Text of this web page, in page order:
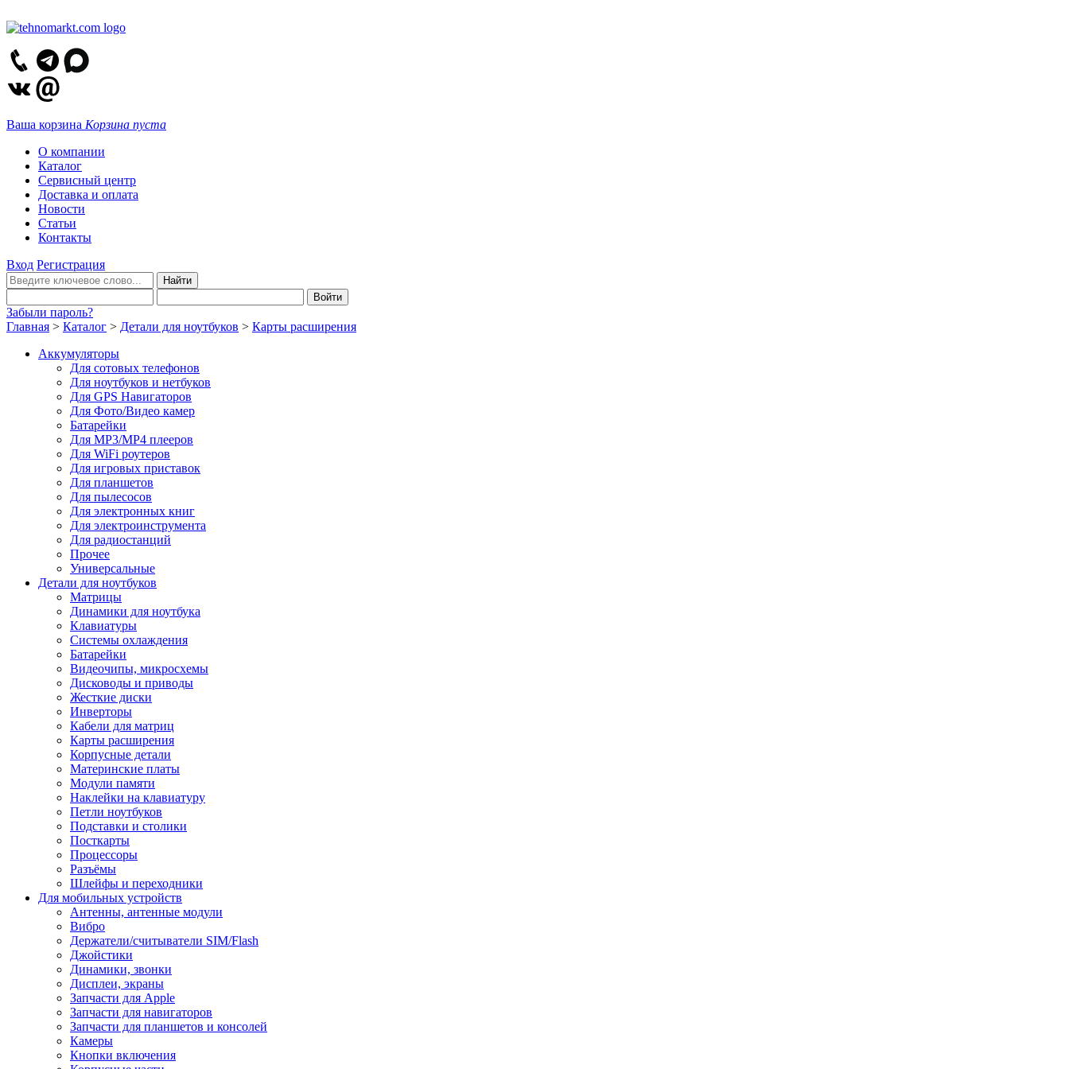
Ваша корзина Корзина пуста
О компании
Каталог
Сервисный центр
Доставка и оплата
Новости
Статьи
Контакты
Вход Регистрация
Забыли пароль?
Главная > Каталог > Детали для ноутбуков > Карты расширения
Аккумуляторы
Для сотовых телефонов
Для ноутбуков и нетбуков
Для GPS Навигаторов
Для Фото/Видео камер
Батарейки
Для MP3/MP4 плееров
Для WiFi роутеров
Для игровых приставок
Для планшетов
Для пылесосов
Для электронных книг
Для электроинструмента
Для радиостанций
Прочее
Универсальные
Детали для ноутбуков
Матрицы
Динамики для ноутбука
Клавиатуры
Системы охлаждения
Батарейки
Видеочипы, микросхемы
Дисководы и приводы
Жесткие диски
Инверторы
Кабели для матриц
Карты расширения
Корпусные детали
Материнские платы
Модули памяти
Наклейки на клавиатуру
Петли ноутбуков
Подставки и столики
Посткарты
Процессоры
Разъёмы
Шлейфы и переходники
Для мобильных устройств
Антенны, антенные модули
Вибро
Держатели/считыватели SIM/Flash
Джойстики
Динамики, звонки
Дисплеи, экраны
Запчасти для Apple
Запчасти для навигаторов
Запчасти для планшетов и консолей
Камеры
Кнопки включения